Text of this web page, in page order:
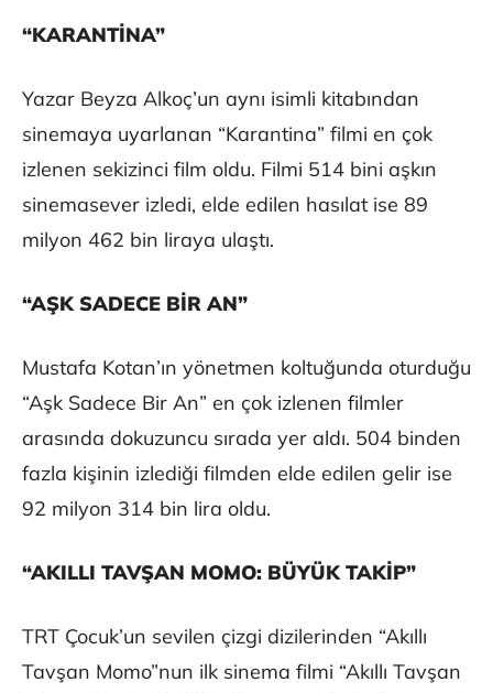
“KARANTİNA”
Yazar Beyza Alkoç’un aynı isimli kitabından
sinemaya uyarlanan “Karantina” filmi en çok
izlenen sekizinci film oldu. Filmi 514 bini aşkın
sinemasever izledi, elde edilen hasılat ise 89
milyon 462 bin liraya ulaştı.
“AŞK SADECE BİR AN”
Mustafa Kotan’ın yönetmen koltuğunda oturduğu
“Aşk Sadece Bir An” en çok izlenen filmler
arasında dokuzuncu sırada yer aldı. 504 binden
fazla kişinin izlediği filmden elde edilen gelir ise
92 milyon 314 bin lira oldu.
“AKILLI TAVŞAN MOMO: BÜYÜK TAKİP”
TRT Çocuk’un sevilen çizgi dizilerinden “Akıllı
Tavşan Momo”nun ilk sinema filmi “Akıllı Tavşan